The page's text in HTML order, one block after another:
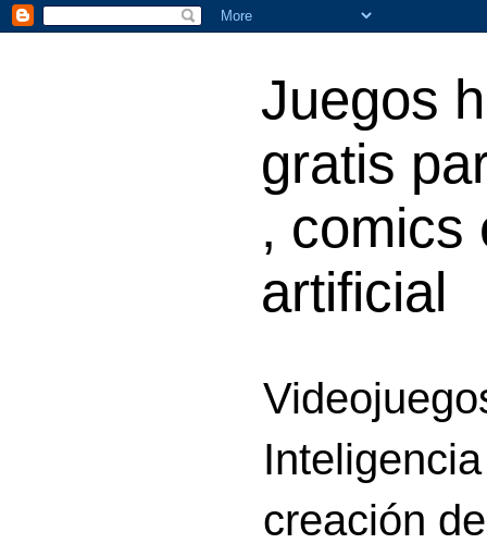
Juegos
gratis
, comics
artificial
creación